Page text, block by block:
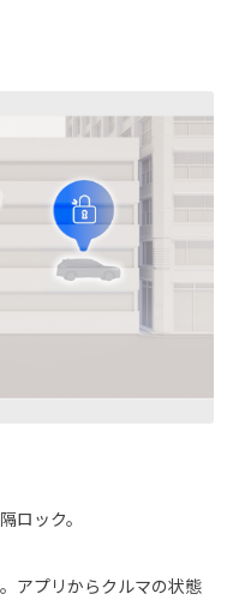
ロック。
アプリからクルマの状態